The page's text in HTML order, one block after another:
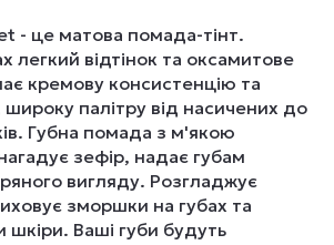
- це матова помада-тінт.
легкий відтінок та оксамитове
кремову консистенцію та
широку палітру від насичених до
Губна помада з м'якою
зефір, надає губам
вигляду. Розгладжує
зморшки на губах та
шкіри. Ваші губи будуть